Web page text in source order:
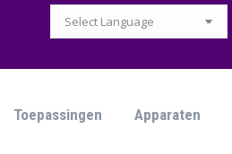
Toepassingen Apparaten